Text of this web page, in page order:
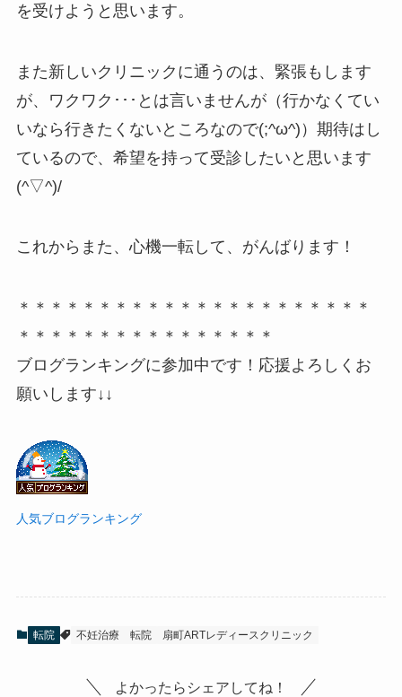
を受けようと思います。
また新しいクリニックに通うのは、緊張もします
が、ワクワク･･･とは言いませんが（行かなくてい
いなら行きたくないところなので(;^ω^)）期待はし
ているので、希望を持って受診したいと思います
(^▽^)/
これからまた、心機一転して、がんばります！
＊＊＊＊＊＊＊＊＊＊＊＊＊＊＊＊＊＊＊＊＊＊
＊＊＊＊＊＊＊＊＊＊＊＊＊＊＊＊
ブログランキングに参加中です！応援よろしくお
願いします↓↓
人気ブログランキング
転院 不妊治療 転院 扇町ARTレディースクリニック
よかったらシェアしてね！